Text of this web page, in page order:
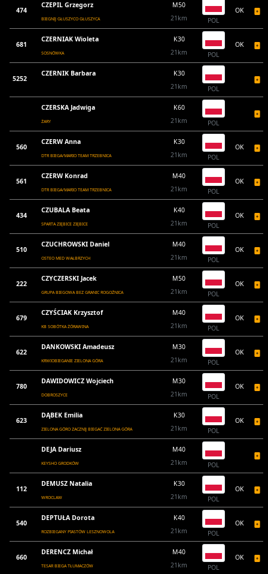
474
CZEPIL Grzegorz
BIEGNIJ GŁUSZYCO GŁUSZYCA
M50
21km
POL
OK
681
CZERNIAK Wioleta
SOSNÓWKA
K30
21km
POL
OK
5252
CZERNIK Barbara
K30
21km
POL
CZERSKA Jadwiga
ŻARY
K60
21km
POL
560
CZERW Anna
DTR BIEGA/MARIO TEAM TRZEBNICA
K30
21km
POL
OK
561
CZERW Konrad
DTR BIEGA/MARIO TEAM TRZEBNICA
M40
21km
POL
OK
434
CZUBALA Beata
SPARTA ZIĘBICE ZIĘBICE
K40
21km
POL
OK
510
CZUCHROWSKI Daniel
OSTEO MED WAŁBRZYCH
M40
21km
POL
OK
222
CZYCZERSKI Jacek
GRUPA BIEGOWA BEZ GRANIC ROGOŹNICA
M50
21km
POL
OK
679
CZYŚCIAK Krzysztof
KB SOBÓTKA ŻÓRAWINA
M40
21km
POL
OK
622
DANKOWSKI Amadeusz
KRWIOBIEGANIE ZIELONA GÓRA
M30
21km
POL
OK
780
DAWIDOWICZ Wojciech
DOBROSZYCE
M30
21km
POL
OK
623
DĄBEK Emilia
ZIELONA GÓRO ZACZNIJ BIEGAĆ ZIELONA GÓRA
K30
21km
POL
OK
DEJA Dariusz
KEYSHO GRODKÓW
M40
21km
POL
112
DEMUSZ Natalia
WROCLAW
K30
21km
POL
OK
540
DEPTUŁA Dorota
ROZBIEGANY PIASTÓW LESZNOWOLA
K40
21km
POL
OK
660
DERENCZ Michał
TESAR BIEGA TŁUMACZÓW
M40
21km
POL
OK